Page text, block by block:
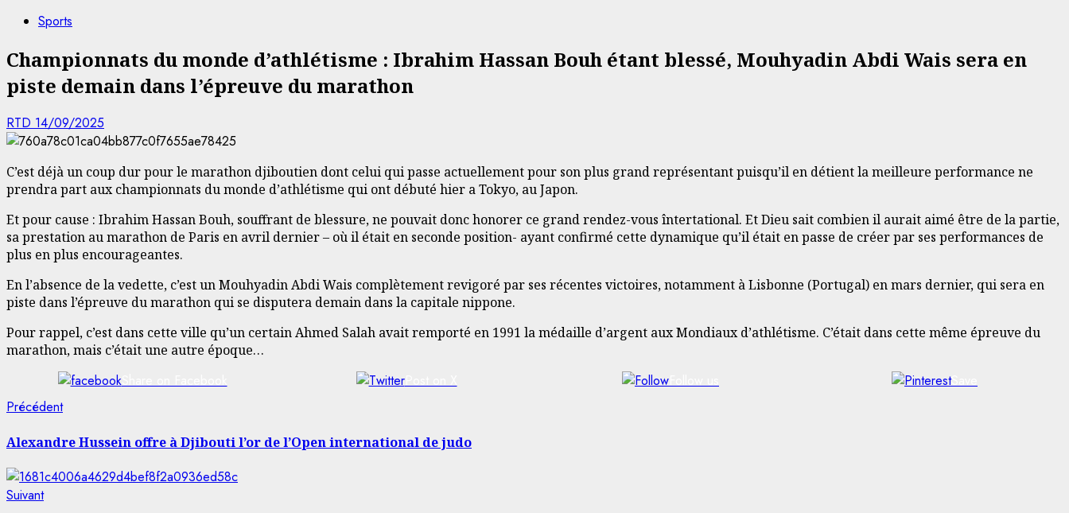
Sports
Championnats du monde d’athlétisme : Ibrahim Hassan Bouh étant blessé, Mouhyadin Abdi Wais sera en
piste demain dans l’épreuve du marathon
RTD 14/09/2025
C’est déjà un coup dur pour le marathon djiboutien dont celui qui passe actuellement pour son plus grand représentant puisqu’il en détient la meilleure performance ne
prendra part aux championnats du monde d’athlétisme qui ont débuté hier a Tokyo, au Japon.
Et pour cause : Ibrahim Hassan Bouh, souffrant de blessure, ne pouvait donc honorer ce grand rendez-vous întertational. Et Dieu sait combien il aurait aimé être de la partie,
sa prestation au marathon de Paris en avril dernier – où il était en seconde position- ayant confirmé cette dynamique qu’il était en passe de créer par ses performances de
plus en plus encourageantes.
En l’absence de la vedette, c’est un Mouhyadin Abdi Wais complètement revigoré par ses récentes victoires, notamment à Lisbonne (Portugal) en mars dernier, qui sera en
piste dans l’épreuve du marathon qui se disputera demain dans la capitale nippone.
Pour rappel, c’est dans cette ville qu’un certain Ahmed Salah avait remporté en 1991 la médaille d’argent aux Mondiaux d’athlétisme. C’était dans cette même épreuve du
marathon, mais c’était une autre époque…
Share on Facebook Post on X Save
Navigation
d’article
PrécédentArticle
Alexandre Hussein offre à Djibouti l’or de l’Open international de judo
SuivantArticle